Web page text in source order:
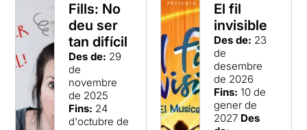
Fills: No
deu ser
tan difícil
Des de: 29
de
novembre
de 2025
Fins: 24
d'octubre de
El fil
invisible
Des de: 23
de
desembre
de 2026
Fins: 10 de
gener de
2027 Des